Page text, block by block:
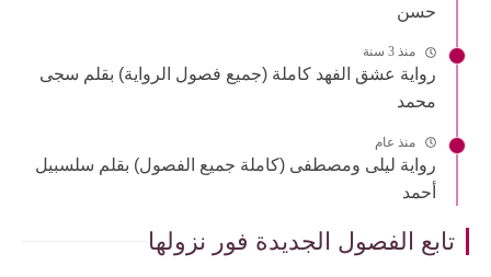
حسن
منذ 3 سنة
رواية عشق الفهد كاملة (جميع فصول الرواية) بقلم سجى
محمد
منذ عام
رواية ليلى ومصطفى (كاملة جميع الفصول) بقلم سلسبيل
أحمد
تابع الفصول الجديدة فور نزولها